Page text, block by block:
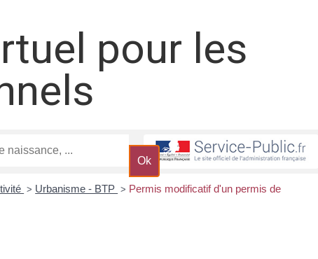
pour les
> Urbanisme - BTP > Permis modificatif d'un permis de